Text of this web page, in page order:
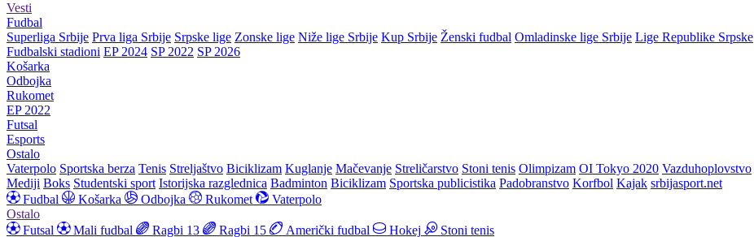
Vesti
Fudbal
Superliga Srbije Prva liga Srbije Srpske lige Zonske lige Niže lige Srbije Kup Srbije Ženski fudbal Omladinske lige Srbije Lige Republike Srpske
Fudbalski stadioni EP 2024 SP 2022 SP 2026
Košarka
Odbojka
Rukomet
EP 2022
Futsal
Esports
Ostalo
Vaterpolo Sportska berza Tenis Streljaštvo Biciklizam Kuglanje Mačevanje Streličarstvo Stoni tenis Olimpizam OI Tokyo 2020 Vazduhoplovstvo
Mediji Boks Studentski sport Istorijska razglednica Badminton Biciklizam Sportska publicistika Padobranstvo Korfbol Kajak srbijasport.net
Fudbal
Košarka Odbojka Rukomet
Vaterpolo
Ostalo
Futsal
Mali fudbal Ragbi 13 Ragbi 15 Američki fudbal Hokej
Stoni tenis